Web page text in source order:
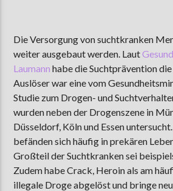
AKTUELLE SENDUNG
MOEBIUS
12:00 18:00
ZU HÖREN INMünster90,9 MHz
Die Versorgung von suchtkranken
weiter ausgebaut werden. Laut
Laumann habe die Suchtprävention
Auslöser war eine vom
Studie zum Drogen- und
wurden neben der Drogenszene in
Düsseldorf, Köln und Essen
befänden sich häufig in prekären
Großteil der Suchtkranken sei
Zudem habe Crack, Heroin als am
illegale Droge abgelöst und bringe